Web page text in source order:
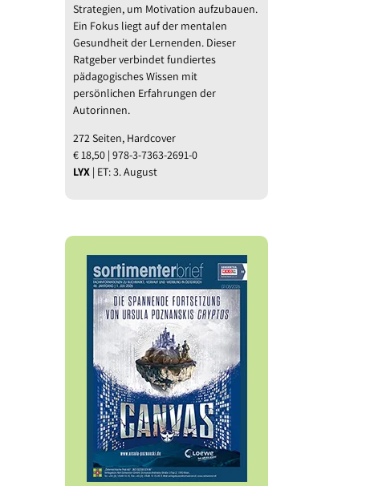
Strategien, um Motivation aufzubauen.
Ein Fokus liegt auf der mentalen
Gesundheit der Lernenden. Dieser
Ratgeber verbindet fundiertes
pädagogisches Wissen mit
persönlichen Erfahrungen der
Autorinnen.
272 Seiten, Hardcover
€ 18,50 | 978-3-7363-2691-0
LYX | ET: 3. August